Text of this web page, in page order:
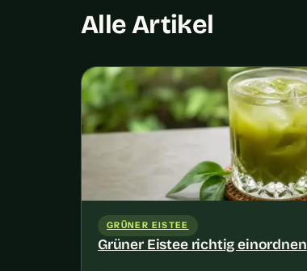
Alle Artikel
GRÜNER EISTEE
Grüner Eistee richtig einordnen